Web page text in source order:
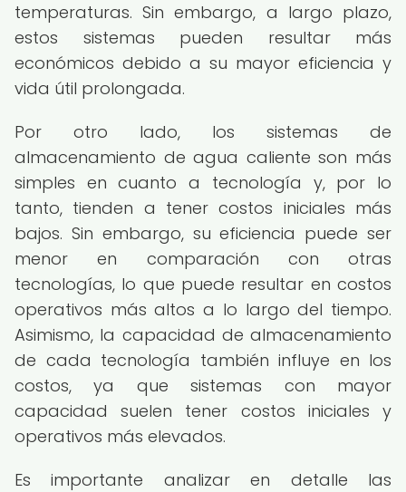
temperaturas. Sin embargo, a largo plazo,
estos sistemas pueden resultar más
económicos debido a su mayor eficiencia y
vida útil prolongada.
Por otro lado, los sistemas de
almacenamiento de agua caliente son más
simples en cuanto a tecnología y, por lo
tanto, tienden a tener costos iniciales más
bajos. Sin embargo, su eficiencia puede ser
menor en comparación con otras
tecnologías, lo que puede resultar en costos
operativos más altos a lo largo del tiempo.
Asimismo, la capacidad de almacenamiento
de cada tecnología también influye en los
costos, ya que sistemas con mayor
capacidad suelen tener costos iniciales y
operativos más elevados.
Es importante analizar en detalle las